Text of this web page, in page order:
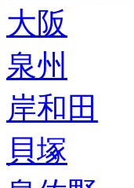
大阪
泉州
岸和田
貝塚